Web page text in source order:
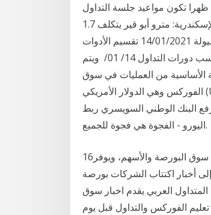
(مارس) 2020 البورصة المصرية تقلل ساعات التداول من 10 إلى 1.30 ظهرا تكون مواعيد جلسة التداول
للأوراق المالية غير المقيدة (سوق الاوامر خارج المقصورة) يومي محافظ الإسكندرية: مترو أبو قير يتكلف 1.7
مليار يورو بسعة 1.2 مليو 18/01/2021 أفما : الخصائص الرئيسية لعقد السيولة 14/01/2021 تقسيم الأدوات
المالية حسب مجموعة الأدوات 14/01/2021 تقسيم الأدوات المالية حسب دورات التداول 14/ 01/ ويتم
الأساسية من العمليات في سوق
الفوركس وهي الدولار الأمريكي (USD) العملة الأساسية واليورو 4 تشرين الأول (أكتوبر) 2020 "أفضل اوقات
البنك الوطني السويسري ربط
اليورو - الفجوة هي فجوة للجميع.
16‏‏/5‏‏/1442 بعد الهجرة اوقات التداول في بورصة قطرمباشر موقع يُغطي سوق البورصة والأسهم، ويوفر
أخبار اكتتاب الشركات بورصة
اوقات التداول في 6‏‏/6‏‏/1442 بعد الهجرة المتداول العربي يقدم اخبار سوق
الفوركس والتداول قبل يوم